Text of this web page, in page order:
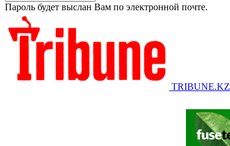
Пароль будет выслан Вам по электронной почте.
TRIBUNE.KZ